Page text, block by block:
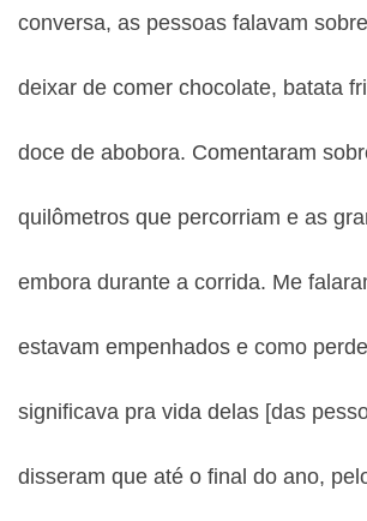
conversa, as pessoas falavam
deixar de comer chocolate, batata
doce de abobora. Comentaram
quilômetros que percorriam e as
embora durante a corrida. Me
estavam empenhados e como
significava pra vida delas [das
disseram que até o final do ano,